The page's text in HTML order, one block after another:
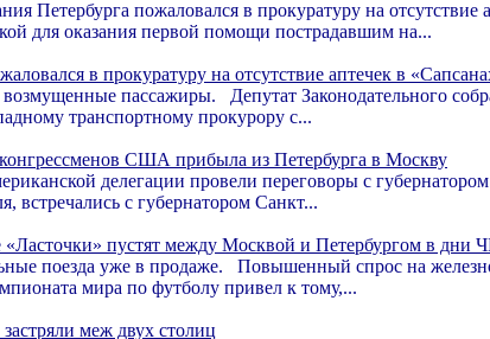
Петербурга пожаловался в прокуратуру на
для оказания первой помощи пострадавшим на...
в прокуратуру на отсутствие аптечек в
возмущенные пассажиры. Депутат Законодательного
транспортному прокурору с...
США прибыла из Петербурга в Москву
делегации провели переговоры с
встречались с губернатором Санкт...
пустят между Москвой и Петербургом в дни
поезда уже в продаже. Повышенный спрос на
мира по футболу привел к тому,...
меж двух столиц